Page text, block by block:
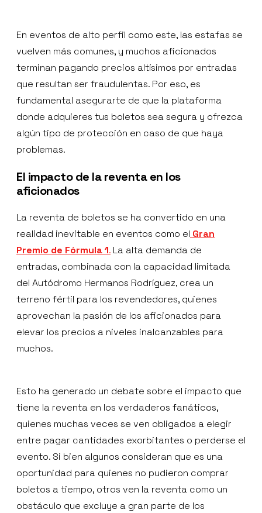
En eventos de alto perfil como este, las estafas se
vuelven más comunes, y muchos aficionados
terminan pagando precios altísimos por entradas
que resultan ser fraudulentas. Por eso, es
fundamental asegurarte de que la plataforma
donde adquieres tus boletos sea segura y ofrezca
algún tipo de protección en caso de que haya
problemas.
El impacto de la reventa en los
aficionados
La reventa de boletos se ha convertido en una
realidad inevitable en eventos como el Gran
Premio de Fórmula 1. La alta demanda de
entradas, combinada con la capacidad limitada
del Autódromo Hermanos Rodríguez, crea un
terreno fértil para los revendedores, quienes
aprovechan la pasión de los aficionados para
elevar los precios a niveles inalcanzables para
muchos.
Esto ha generado un debate sobre el impacto que
tiene la reventa en los verdaderos fanáticos,
quienes muchas veces se ven obligados a elegir
entre pagar cantidades exorbitantes o perderse el
evento. Si bien algunos consideran que es una
oportunidad para quienes no pudieron comprar
boletos a tiempo, otros ven la reventa como un
obstáculo que excluye a gran parte de los